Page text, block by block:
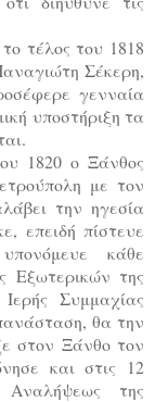
τέλος του 1818
Σέκερη,
γενναία
υποστήριξη τα
1820 ο Ξάνθος
με τον
την ηγεσία
επειδή πίστευε
κάθε
Εξωτερικών της
Συμμαχίας
θα την
στον Ξάνθο τον
και στις 12
Αναλήψεως της